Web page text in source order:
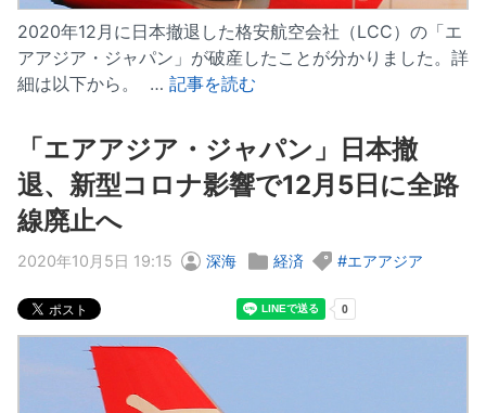
2020年12月に日本撤退した格安航空会社（LCC）の「エ
アアジア・ジャパン」が破産したことが分かりました。詳
細は以下から。 … 記事を読む
「エアアジア・ジャパン」日本撤
退、新型コロナ影響で12月5日に全路
線廃止へ
2020年10月5日 19:15 深海 経済 エアアジア